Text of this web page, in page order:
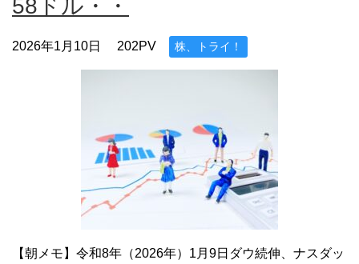
58ドル・・
2026年1月10日 202PV 株、トライ！
【朝メモ】令和8年（2026年）1月9日ダウ続伸、ナスダッ